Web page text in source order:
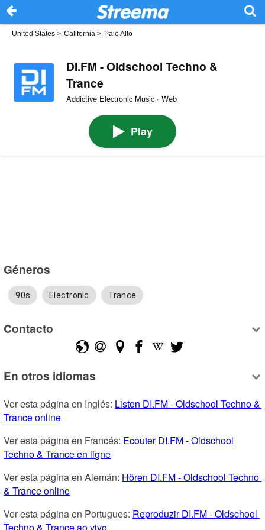
United States > California > Palo Alto
DI.FM - Oldschool Techno &
Trance
Addictive Electronic Music · Web
Play
Géneros
90s Electronic Trance
Contacto
En otros idiomas
Ver esta página en Inglés: Listen DI.FM - Oldschool Techno &
Trance online
Ver esta página en Francés: Ecouter DI.FM - Oldschool
Techno & Trance en ligne
Ver esta página en Alemán: Hören DI.FM - Oldschool Techno
& Trance online
Ver esta página en Portugues: Reproduzir DI.FM - Oldschool
Techno & Trance ao vivo